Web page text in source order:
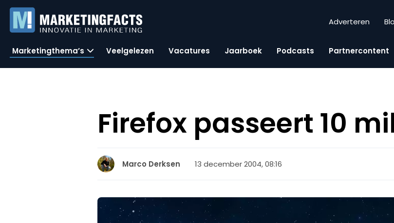
Adverteren
Marketingthema’s Veelgelezen Vacatures Jaarboek Podcasts Partnercontent
Firefox passeert 10
Marco Derksen 13 december 2004, 08:16